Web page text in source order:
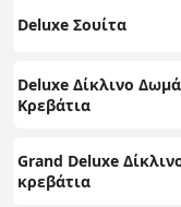
Deluxe Σουίτα
Deluxe Δίκλινο
Κρεβάτια
Grand Deluxe
κρεβάτια